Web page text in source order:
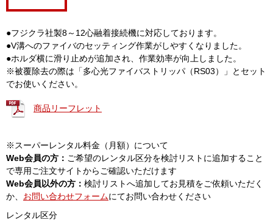
●フジクラ社製8～12心融着接続機に対応しております。
●V溝へのファイバのセッティング作業がしやすくなりました。
●ホルダ横に滑り止めが追加され、作業効率が向上しました。
※被覆除去の際は「多心光ファイバストリッパ（RS03）」とセット
でお使いください。
商品リーフレット
※スーパーレンタル料金（月額）について
Web会員の方： ご希望のレンタル区分を検討リストに追加すること
で専用ご注文サイトからご確認いただけます
Web会員以外の方： 検討リストへ追加してお見積をご依頼いただく
か、 お問い合わせフォームにてお問い合わせください
レンタル区分